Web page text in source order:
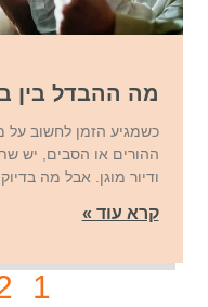
מה ההבדל בין
כשמגיע הזמן לחשוב על
ההורים או הסבים, יש
ודיור מוגן. אבל מה
קרא עוד »
1